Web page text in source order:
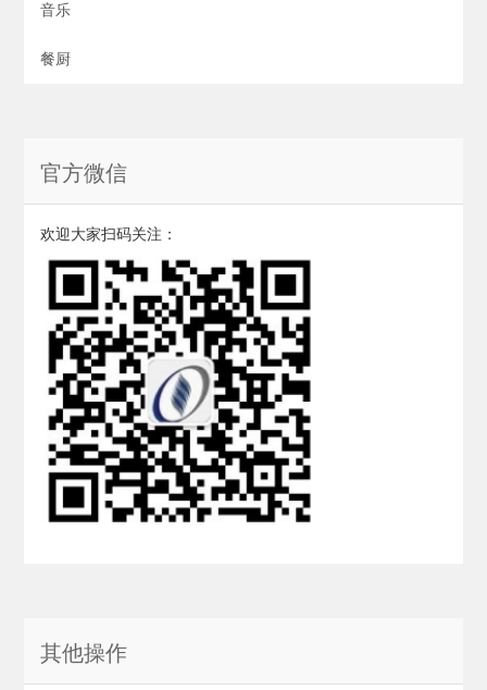
音乐
餐厨
官方微信
欢迎大家扫码关注：
其他操作